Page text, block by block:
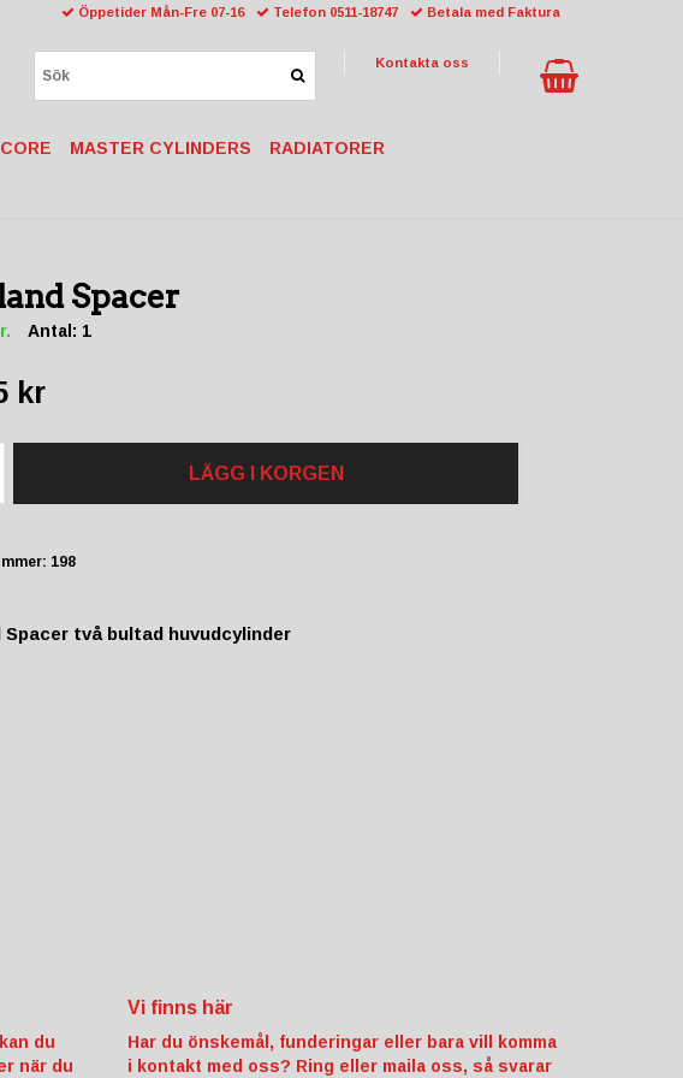
Spacer
Antal: 1
kr
LÄGG I KORGEN
198
Spacer två bultad huvudcylinder
du
när du
Vi finns här
Har du önskemål, funderingar eller bara vill komma
i kontakt med oss? Ring eller maila oss, så svarar
Öppetider Mån-Fre 07-16 Telefon 0511-18747 Betala med Faktura
Kontakta oss
MASTER CYLINDERS RADIATORER